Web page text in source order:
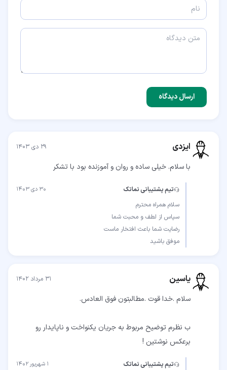
ارسال دیدگاه
ایزدی ۲۹ دی ۱۴۰۳
با سلام. خیلی ساده و روان و آموزنده بود با تشکر
تیم پشتیبانی نماتک ۳۰ دی ۱۴۰۳
موفق باشید
یاسین ۳۱ مرداد ۱۴۰۲
ب نظرم توضیح مربوط به جریان یکنواخت و ناپایدار رو
برعکس نوشتین !
تیم پشتیبانی نماتک ۱ شهریور ۱۴۰۲